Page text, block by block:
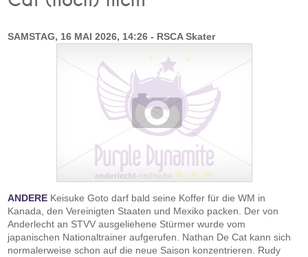
SAMSTAG, 16 MAI 2026, 14:26 - RSCA Skater
ANDERE Keisuke Goto darf bald seine Koffer für die WM in
Kanada, den Vereinigten Staaten und Mexiko packen. Der von
Anderlecht an STVV ausgeliehene Stürmer wurde vom
japanischen Nationaltrainer aufgerufen. Nathan De Cat kann sich
normalerweise schon auf die neue Saison konzentrieren. Rudy